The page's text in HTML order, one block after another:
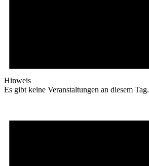
Hinweis
Es gibt keine Veranstaltungen an diesem Tag.